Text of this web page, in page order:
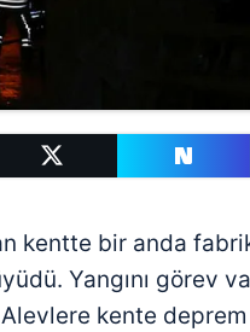
kentte bir anda
Yangını görev
kente